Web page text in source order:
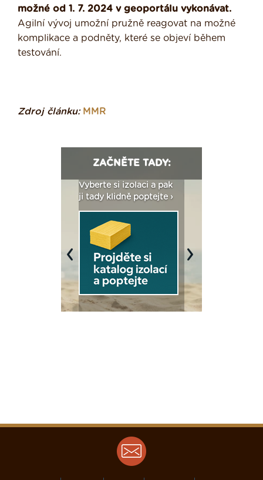
možné od 1. 7. 2024 v geoportálu vykonávat.
Agilní vývoj umožní pružně reagovat na možné
komplikace a podněty, které se objeví během
testování.
Zdroj článku: MMR
ZAČNĚTE TADY:
Vyberte si izolaci a pak
ji tady klidně poptejte ›
Previous Next